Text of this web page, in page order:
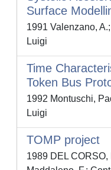
Surface
1991 Valenzano,
Luigi
Time
Token Bus
1992 Montuschi,
Luigi
TOMP project
1989 DEL CORSO,